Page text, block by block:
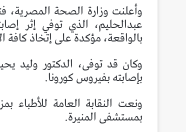
وأعلنت وزارة الصحة
عبدالحليم، الذي توفي إثر
بالواقعة، مؤكدة على إتخاذ كافة
وكان قد توفى، الدكتور وليد
بإصابته بفيروس كورونا.
ونعت النقابة العامة
بمستشفى المنيرة.